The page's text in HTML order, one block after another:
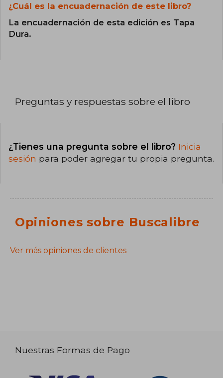
¿Cuál es la encuadernación de este libro?
La encuadernación de esta edición es Tapa
Dura.
Preguntas y respuestas sobre el libro
¿Tienes una pregunta sobre el libro? Inicia
sesión para poder agregar tu propia pregunta.
Opiniones sobre Buscalibre
Ver más opiniones de clientes
Nuestras Formas de Pago